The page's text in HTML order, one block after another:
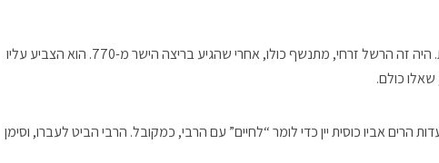
לפתע הוא שמע דפיקות רמות על הדלת. היה זה הרשל זרחי, מתנשף כולו, אחרי שהגיע בריצה הישר מ-770. הוא הצביע עליו
שאלו כולם.
אביו כוסית יין כדי לומר “לחיים” עם הרבי, כמקובל. הרבי הביט לעברו, וסימן